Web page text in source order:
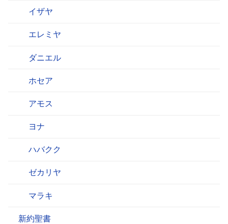
イザヤ
エレミヤ
ダニエル
ホセア
アモス
ヨナ
ハバクク
ゼカリヤ
マラキ
新約聖書